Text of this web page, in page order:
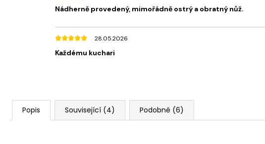
Nádherně provedený, mimořádně ostrý a obratný nůž.
28.05.2026
Každému kuchari
Popis Související (4) Podobné (6)